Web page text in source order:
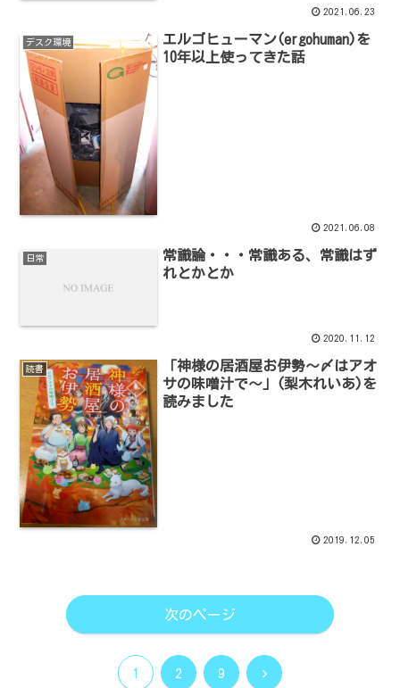
2021.06.23
デスク環境
エルゴヒューマン(ergohuman)を
10年以上使ってきた話
2021.06.08
日常
常識論・・・常識ある、常識はず
れとかとか
2020.11.12
読書
「神様の居酒屋お伊勢～〆はアオ
サの味噌汁で～」(梨木れいあ)を
読みました
2019.12.05
次のページ
1 2 9 次